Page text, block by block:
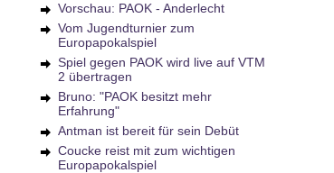
Vorschau: PAOK - Anderlecht
Vom Jugendturnier zum
Europapokalspiel
Spiel gegen PAOK wird live auf VTM
2 übertragen
Bruno: "PAOK besitzt mehr
Erfahrung"
Antman ist bereit für sein Debüt
Coucke reist mit zum wichtigen
Europapokalspiel